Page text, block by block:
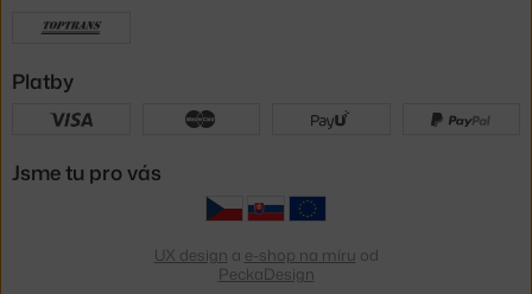
Platby
Jsme tu pro vás
UX design a e-shop na míru od
PeckaDesign